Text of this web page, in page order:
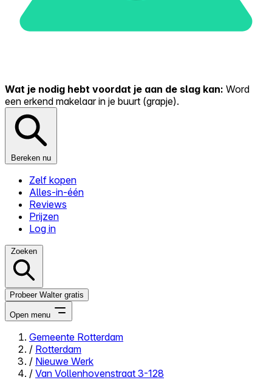
Wat je nodig hebt voordat je aan de slag kan: Word
een erkend makelaar in je buurt (grapje).
Bereken nu
Zelf kopen
Alles-in-één
Reviews
Prijzen
Log in
Zoeken
Probeer Walter gratis
Open menu
Close menu
Gemeente Rotterdam
/ Rotterdam
/ Nieuwe Werk
/ Van Vollenhovenstraat 3-128